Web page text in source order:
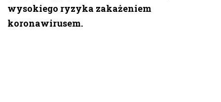
wysokiego ryzyka zakażeniem
koronawirusem.